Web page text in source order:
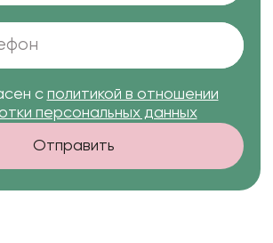
с политикой в отношении
персональных данных
Отправить